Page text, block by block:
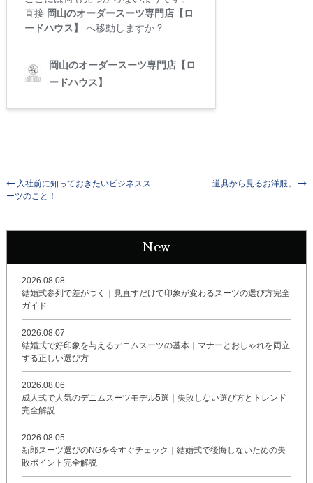
入社前に知っておきたいビジネスス
ーツのこと！
道具から見るお洋服。
New
2026.08.08
結婚式参列で差がつく｜見直すだけで印象が変わるスーツの選び方完全
ガイド
2026.08.07
結婚式で好印象を与えるデニムスーツの基本｜マナーとおしゃれを両立
する正しい選び方
2026.08.06
成人式で人気のデニムスーツモデル5選｜失敗しない選び方とトレンド
完全解説
2026.08.05
新郎スーツ選びのNGを今すぐチェック｜結婚式で後悔しないための失
敗ポイント完全解説